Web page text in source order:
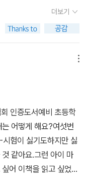
다.아이를 너무 다그치
학교에 입학하는 막
지, 다음 학급회장 선거
하
과 평가로 늘 긴장하고
니라는 걸 알려 주고
아니라 이 고비(?)를 어
달을 수 있었다. 책을 읽
가 웃으면 행복이 피어
나 있다라고 말하는
마음과 실수가 잦은
으며 우리 아이의 마음
왠지 미안하고 짠했다.
었는데 그 이유가 아무
서였다고 했다. 정말
고 해 놓고선 아이한테
더보기
인증도서예비 초등학
어떻게 해요?여섯번
험이 싫기도하지만 싫
같아요.그런 아이 마
어 이책을 읽고 싶었어